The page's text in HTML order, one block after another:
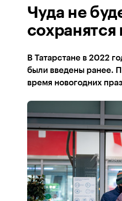
Чуда не
сохранятся
В Татарстане в 2022
были введены ранее.
время новогодних